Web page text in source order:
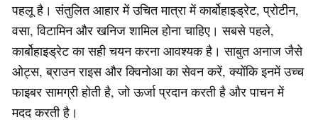
पहलू है। संतुलित आहार में उचित मात्रा में कार्बोहाइड्रेट, प्रोटीन,
वसा, विटामिन और खनिज शामिल होना चाहिए। सबसे पहले,
कार्बोहाइड्रेट का सही चयन करना आवश्यक है। साबुत अनाज जैसे
ओट्स, ब्राउन राइस और क्विनोआ का सेवन करें, क्योंकि इनमें उच्च
फाइबर सामग्री होती है, जो ऊर्जा प्रदान करती है और पाचन में
मदद करती है।